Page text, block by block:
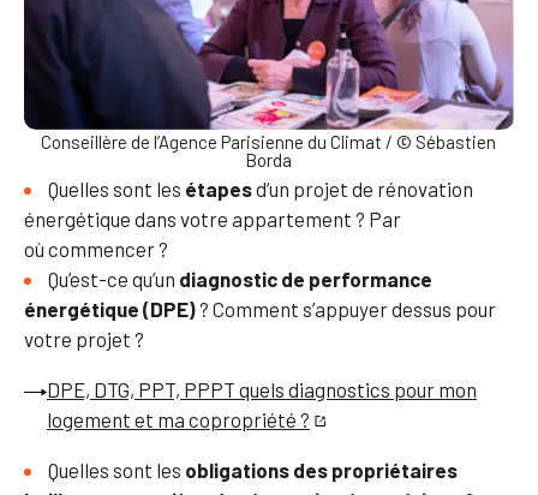
Conseillère de l’Agence Parisienne du Climat / © Sébastien
Borda
Quelles sont les étapesd’un projet de rénovation
énergétique dans votre appartement ? Par
où commencer ?
Qu’est-ce qu’un diagnostic de performance
énergétique (DPE)? Comment s’appuyer dessus pour
votre projet ?
DPE, DTG, PPT, PPPT quels diagnostics pour mon
logement et ma copropriété ?
Quelles sont les obligations des propriétaires